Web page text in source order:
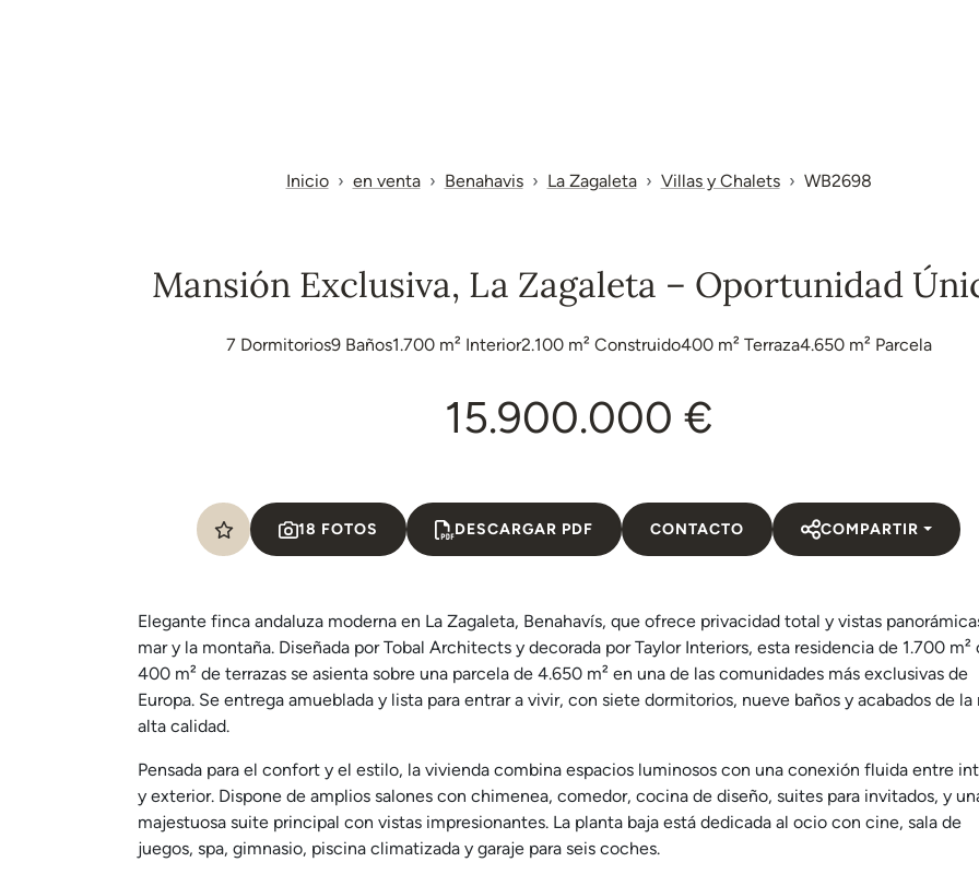
Inicio en venta Benahavis La Zagaleta Villas y Chalets WB2698
Mansión Exclusiva, La Zagaleta – Oportunidad
7Dormitorios9Baños1.700 m² Interior2.100 m² Construido400 m² Terraza4.650 m² Parcela
15.900.000 €
18 FOTOS DESCARGAR PDF CONTACTO COMPARTIR
Elegante finca andaluza moderna en La Zagaleta, Benahavís, que ofrece privacidad total y vistas
mar y la montaña. Diseñada por Tobal Architects y decorada por Taylor Interiors, esta residencia de 1.700 m²
400 m² de terrazas se asienta sobre una parcela de 4.650 m² en una de las comunidades más exclusivas de
Europa. Se entrega amueblada y lista para entrar a vivir, con siete dormitorios, nueve baños y acabados de la
alta calidad.
Pensada para el confort y el estilo, la vivienda combina espacios luminosos con una conexión fluida entre
y exterior. Dispone de amplios salones con chimenea, comedor, cocina de diseño, suites para invitados, y
majestuosa suite principal con vistas impresionantes. La planta baja está dedicada al ocio con cine, sala de
juegos, spa, gimnasio, piscina climatizada y garaje para seis coches.